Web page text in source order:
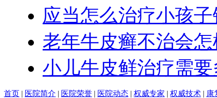
应当怎么治疗小孩
老年牛皮癣不治会怎
小儿牛皮鲜治疗需
首页 | 医院简介 | 医院荣誉 | 医院动态 | 权威专家 | 权威技术 | 康